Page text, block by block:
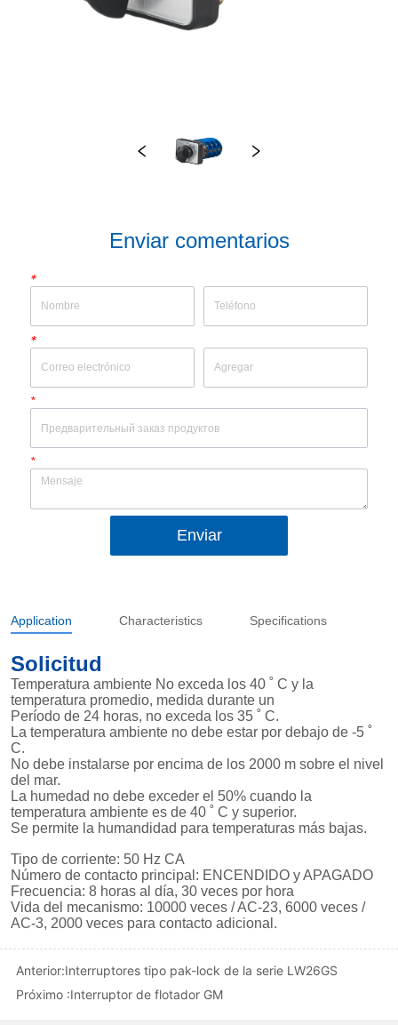
Enviar comentarios
*
*
*
*
Enviar
Application Characteristics Specifications
Anterior:Interruptores tipo pak-lock de la serie LW26GS
Próximo :Interruptor de flotador GM